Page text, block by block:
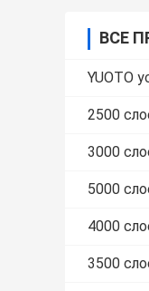
ВСЕ
YUOTO
2500
3000
5000
4000
3500